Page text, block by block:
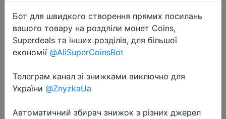
$199.99
Промокод:"BG42dfc2"
Бот для швидкого створення прямих посилань
вашого товару на роздліли монет Coins,
Superdeals та інших розділів, для більшої
економії @AliSuperCoinsBot
Телеграм канал зі знижками виключно для
України @ZnyzkaUa
Автоматичний збирач знижок з різних джерел